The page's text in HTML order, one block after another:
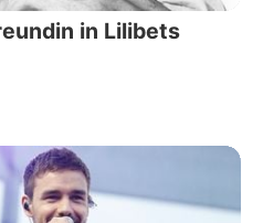
in Lilibets